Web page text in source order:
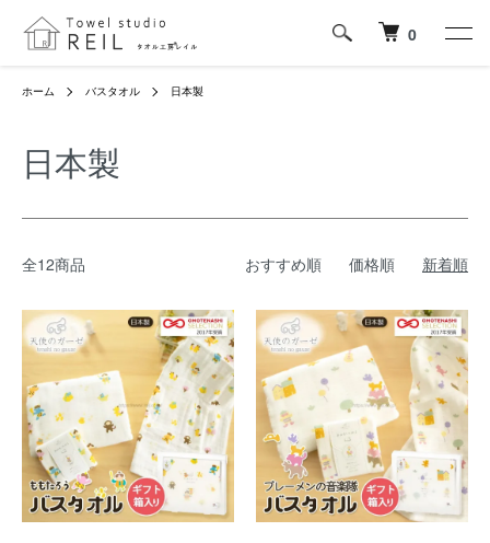
0
ホーム バスタオル 日本製
日本製
全12商品 おすすめ順 価格順 新着順